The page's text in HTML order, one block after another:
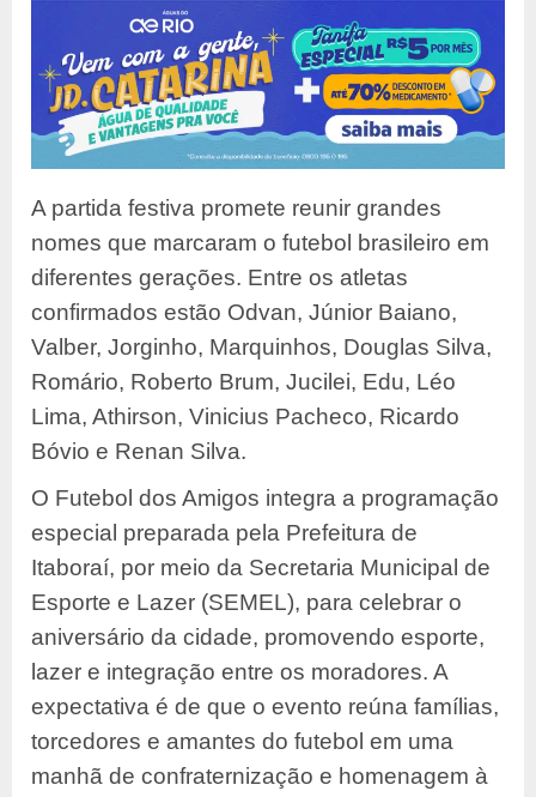
A partida festiva promete reunir grandes
nomes que marcaram o futebol brasileiro em
diferentes gerações. Entre os atletas
confirmados estão Odvan, Júnior Baiano,
Valber, Jorginho, Marquinhos, Douglas Silva,
Romário, Roberto Brum, Jucilei, Edu, Léo
Lima, Athirson, Vinicius Pacheco, Ricardo
Bóvio e Renan Silva.
O Futebol dos Amigos integra a programação
especial preparada pela Prefeitura de
Itaboraí, por meio da Secretaria Municipal de
Esporte e Lazer (SEMEL), para celebrar o
aniversário da cidade, promovendo esporte,
lazer e integração entre os moradores. A
expectativa é de que o evento reúna famílias,
torcedores e amantes do futebol em uma
manhã de confraternização e homenagem à